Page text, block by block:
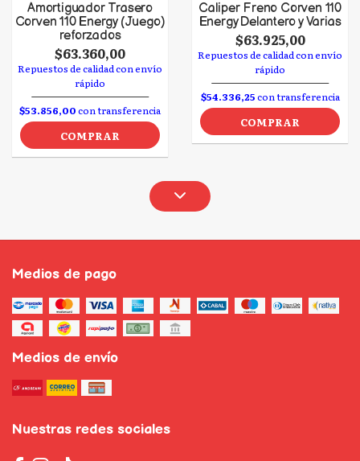
Amortiguador Trasero
Corven 110 Energy (Juego)
reforzados
$63.360,00
Repuestos de calidad con envío
rápido
$53.856,00con transferencia
COMPRAR
Caliper Freno Corven 110
Energy Delantero y Varias
$63.925,00
Repuestos de calidad con envío
rápido
$54.336,25con transferencia
COMPRAR
Medios de pago
Medios de envío
Nuestras redes sociales